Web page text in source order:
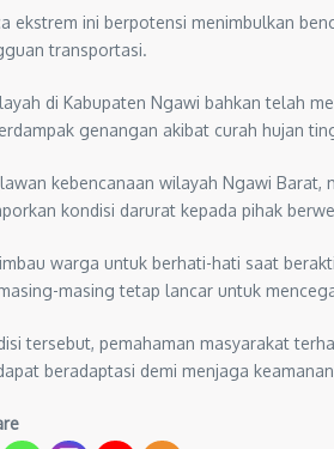
ekstrem ini berpotensi menimbulkan
transportasi.
di Kabupaten Ngawi bahkan telah
genangan akibat curah hujan
kebencanaan wilayah Ngawi
kondisi darurat kepada pihak
warga untuk berhati-hati saat
masing tetap lancar untuk
tersebut, pemahaman masyarakat
beradaptasi demi menjaga